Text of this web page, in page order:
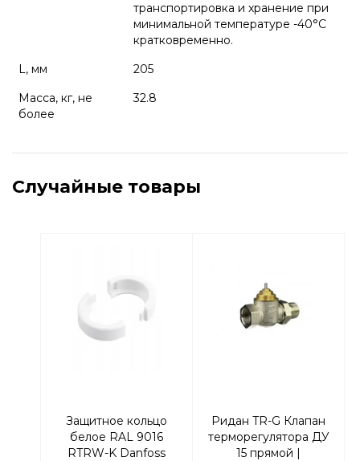
транспортировка и хранение при
минимальной температуре -40°С
кратковременно.
L, мм
205
Масса, кг, не
более
32.8
Случайные товары
Защитное кольцо
белое RAL 9016
RTRW-K Danfoss
Ридан TR-G Клапан
терморегулятора ДУ
15 прямой |